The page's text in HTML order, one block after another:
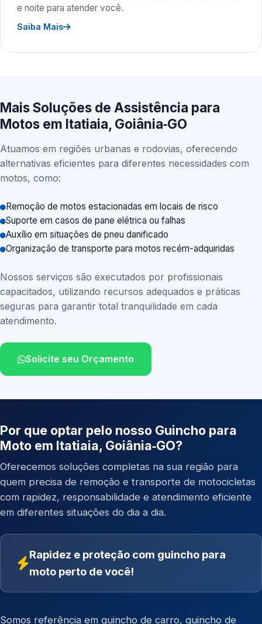
e noite para atender você.
Saiba Mais
Mais Soluções de Assistência para
Motos em Itatiaia, Goiânia‑GO
Atuamos em regiões urbanas e rodovias, oferecendo
alternativas eficientes para diferentes necessidades com
motos, como:
Remoção de motos estacionadas em locais de risco
Suporte em casos de pane elétrica ou falhas
Auxílio em situações de pneu danificado
Organização de transporte para motos recém-adquiridas
Nossos serviços são executados por profissionais
capacitados, utilizando recursos adequados e práticas
seguras para garantir total tranquilidade em cada
atendimento.
Solicite seu Orçamento
Por que optar pelo nosso Guincho para
Moto em Itatiaia, Goiânia‑GO?
Oferecemos soluções completas na sua região para
quem precisa de remoção e transporte de motocicletas
com rapidez, responsabilidade e atendimento eficiente
em diferentes situações do dia a dia.
Rapidez e proteção com guincho para
moto perto de você!
Somos referência em guincho de carro, guincho de